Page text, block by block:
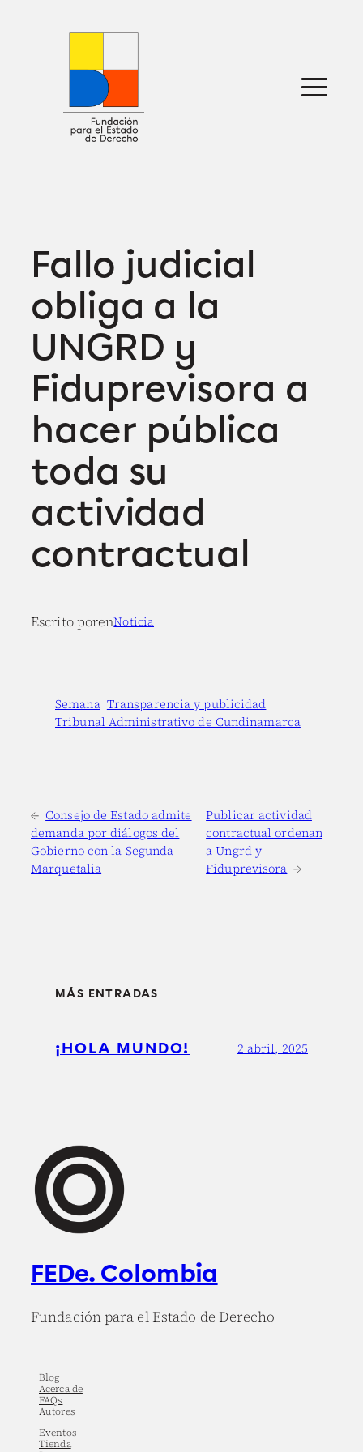
Sobre nosotros
Defensa jurídica
Fallo judicial
obliga a la
UNGRD y
Fiduprevisora a
hacer pública
toda su
actividad
contractual
Escrito porenNoticia
Semana Transparencia y publicidad
Tribunal Administrativo de Cundinamarca
← Consejo de Estado admite
demanda por diálogos del
Gobierno con la Segunda
Marquetalia
Publicar actividad
contractual ordenan
a Ungrd y
Fiduprevisora →
MÁS ENTRADAS
¡HOLA MUNDO! 2 abril, 2025
FEDe. Colombia
Fundación para el Estado de Derecho
Blog
Acerca de
FAQs
Autores
Eventos
Tienda